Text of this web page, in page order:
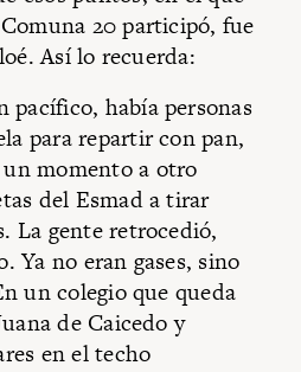
20 participó, fue
Así lo recuerda:
había personas
para repartir con pan,
momento a otro
del Esmad a tirar
La gente retrocedió,
Ya no eran gases, sino
un colegio que queda
de Caicedo y
en el techo